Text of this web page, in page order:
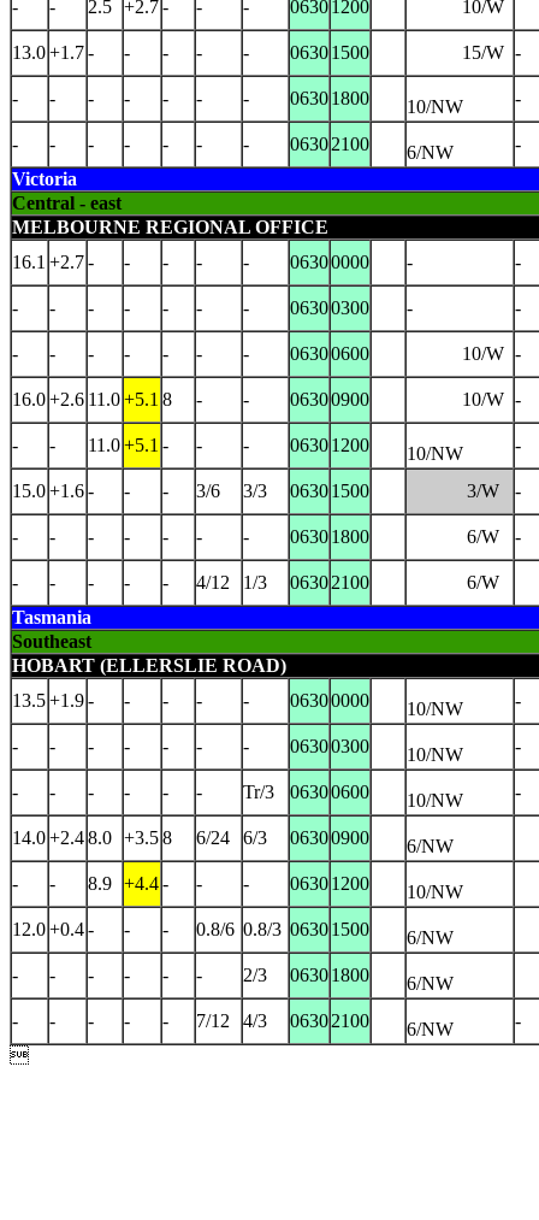
- - 2.5 +2.7- - - 06301200 10/W
13.0+1.7- - - - - 06301500 15/W -
- - - - - - - 06301800 10/NW -
- - - - - - - 06302100 6/NW
-
Victoria
Central - east
MELBOURNE REGIONAL OFFICE
16.1 +2.7- - - - - 06300000 - -
- - - - - - - 06300300 - -
- - - - - - - 06300600 10/W -
16.0+2.6 11.0+5.1 8 - - 06300900 10/W -
- - 11.0+5.1 - - - 06301200 10/NW -
15.0+1.6- - - 3/6 3/3 06301500 3/W -
- - - - - - - 06301800 6/W -
- - - - - 4/12 1/3 06302100
6/W
Tasmania
Southeast
HOBART (ELLERSLIE ROAD)
13.5+1.9- - - - - 06300000 10/NW -
- - - - - - - 06300300 10/NW -
- - - - - - Tr/3 06300600 10/NW -
14.0+2.48.0 +3.58 6/24 6/3 06300900
6/NW
-
- 8.9 +4.4- - - 06301200
10/NW
12.0+0.4- - - 0.8/6 0.8/3 06301500
6/NW
-
- - - - - 2/3 06301800
6/NW
-
- - - - 7/12 4/3 06302100 6/NW
-
